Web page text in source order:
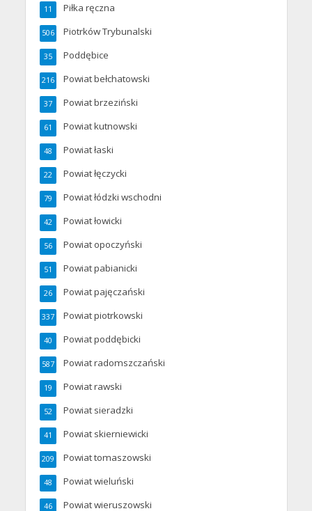
Piłka ręczna
11
Piotrków Trybunalski
506
Poddębice
35
Powiat bełchatowski
216
Powiat brzeziński
37
Powiat kutnowski
61
Powiat łaski
48
Powiat łęczycki
22
Powiat łódzki wschodni
79
Powiat łowicki
42
Powiat opoczyński
56
Powiat pabianicki
51
Powiat pajęczański
26
Powiat piotrkowski
337
Powiat poddębicki
40
Powiat radomszczański
587
Powiat rawski
19
Powiat sieradzki
52
Powiat skierniewicki
41
Powiat tomaszowski
209
Powiat wieluński
48
Powiat wieruszowski
46